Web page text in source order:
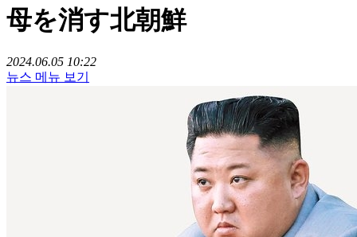
母を消す北朝鮮
2024.06.05 10:22
뉴스 메뉴 보기